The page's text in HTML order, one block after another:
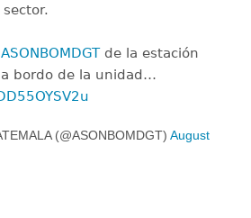
de la estación
a bordo de la unidad…
(@ASONBOMDGT) August